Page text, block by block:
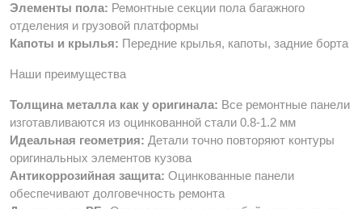
Элементы пола: Ремонтные секции пола багажного
отделения и грузовой платформы
Капоты и крылья: Передние крылья, капоты, задние борта
Наши преимущества
Толщина металла как у оригинала: Все ремонтные панели
изготавливаются из оцинкованной стали 0.8-1.2 мм
Идеальная геометрия: Детали точно повторяют контуры
оригинальных элементов кузова
Антикоррозийная защита: Оцинкованные панели
обеспечивают долговечность ремонта